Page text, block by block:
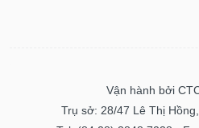
Vận hành bởi
Trụ sở: 28/47 Lê Thị